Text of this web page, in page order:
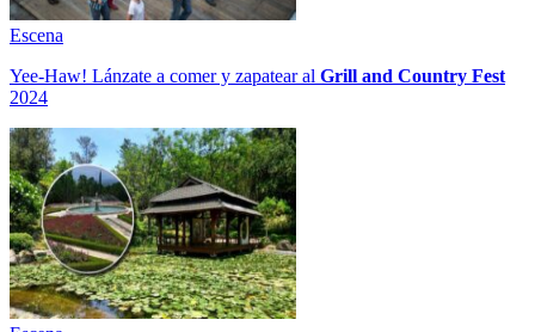
Escena
Yee-Haw! Lánzate a comer y zapatear al Grill and Country Fest
2024